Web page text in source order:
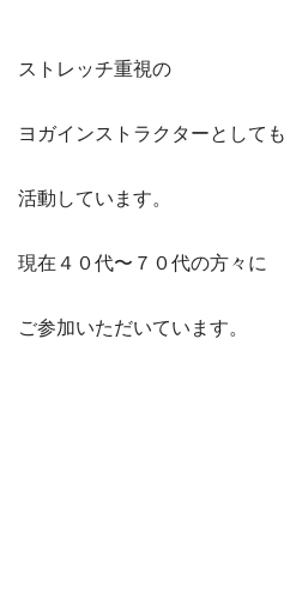
ストレッチ重視の
ヨガインストラクターとしても
活動しています。
現在４０代〜７０代の方々に
ご参加いただいています。